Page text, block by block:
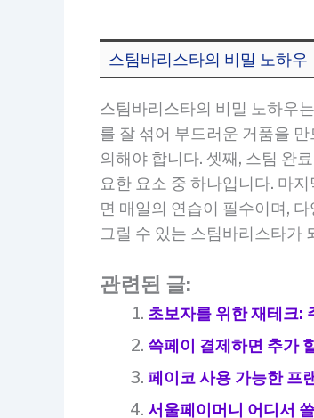
스팀바리스타의 비밀 노하우
스팀바리스타의 비밀 노하우
를 잘 섞어 부드러운 거품을
의해야 합니다. 셋째, 스팀 완
요한 요소 중 하나입니다. 마
면 매일의 연습이 필수이며,
그릴 수 있는 스팀바리스타가
관련된 글:
초보자를 위한 재테크:
쓱페이 결제하면 추가
페이코 사용 가능한 프
서울페이머니 어디서